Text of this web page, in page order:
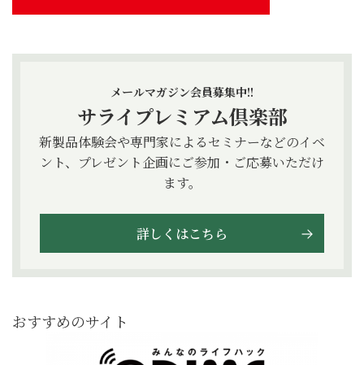
メールマガジン会員募集中!!
サライプレミアム倶楽部
新製品体験会や専門家によるセミナーなどのイベ
ント、プレゼント企画にご参加・ご応募いただけ
ます。
詳しくはこちら
おすすめのサイト